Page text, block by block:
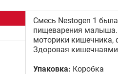
Смесь Nestogen 1
пищеварения малыша.
моторики кишечника,
Здоровая
Упаковка: Коробка